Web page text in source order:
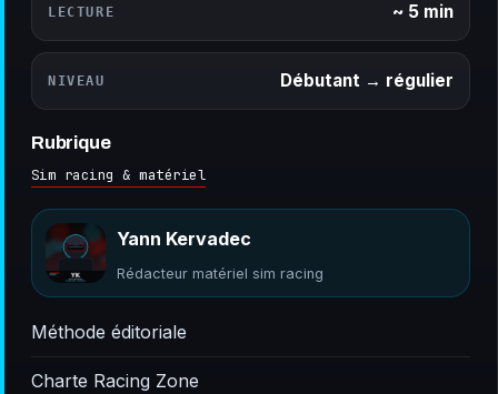
LECTURE ~ 5 min
NIVEAU Débutant → régulier
Rubrique
Sim racing & matériel
Yann Kervadec
Rédacteur matériel sim racing
Méthode éditoriale
Charte Racing Zone